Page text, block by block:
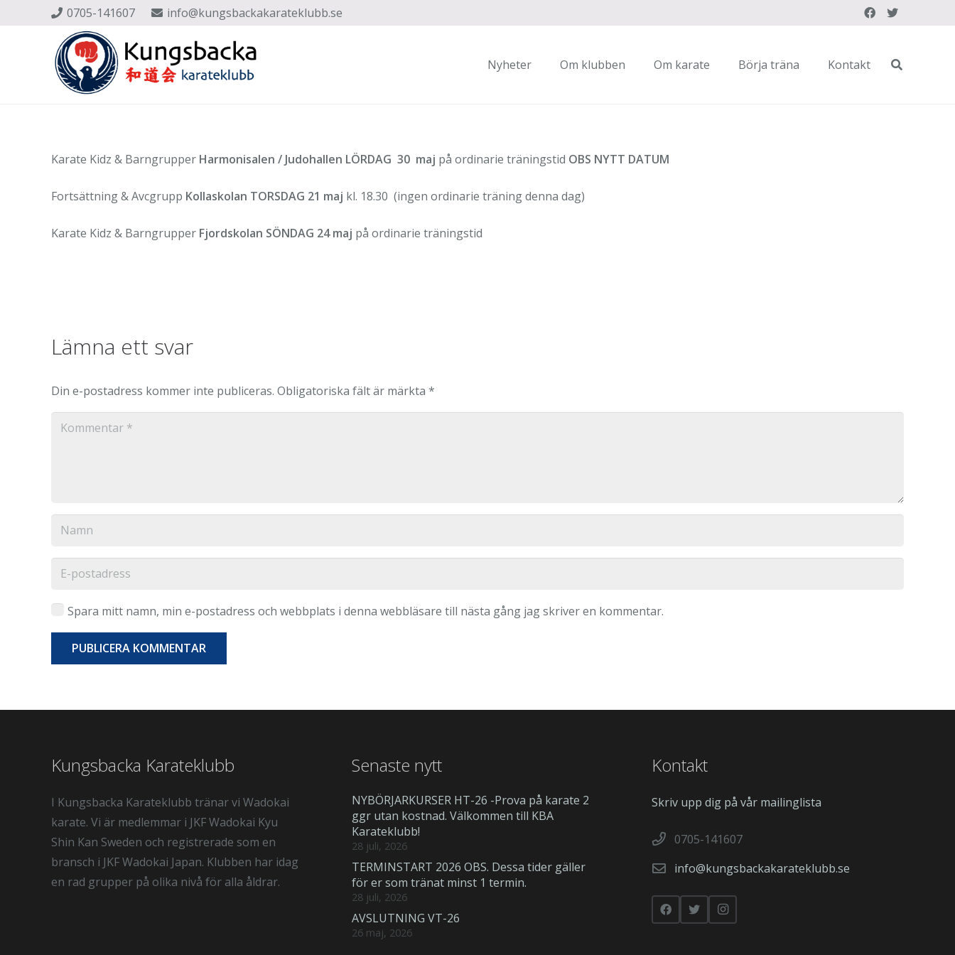
0705-141607 info@kungsbackakarateklubb.se
Nyheter Om klubben Om karate Börja träna Kontakt
Karate Kidz & Barngrupper Harmonisalen / Judohallen LÖRDAG 30 maj på ordinarie träningstid OBS NYTT DATUM
Fortsättning & Avcgrupp Kollaskolan TORSDAG 21 maj kl. 18.30 (ingen ordinarie träning denna dag)
Karate Kidz & Barngrupper Fjordskolan SÖNDAG 24 maj på ordinarie träningstid
Lämna ett svar
Din e-postadress kommer inte publiceras. Obligatoriska fält är märkta *
Spara mitt namn, min e-postadress och webbplats i denna webbläsare till nästa gång jag skriver en kommentar.
PUBLICERA KOMMENTAR
Kungsbacka Karateklubb
I Kungsbacka Karateklubb tränar vi Wadokai
karate. Vi är medlemmar i JKF Wadokai Kyu
Shin Kan Sweden och registrerade som en
bransch i JKF Wadokai Japan. Klubben har idag
en rad grupper på olika nivå för alla åldrar.
Senaste nytt
NYBÖRJARKURSER HT-26 -Prova på karate 2
ggr utan kostnad. Välkommen till KBA
Karateklubb!
28 juli, 2026
TERMINSTART 2026 OBS. Dessa tider gäller
för er som tränat minst 1 termin.
28 juli, 2026
AVSLUTNING VT-26
26 maj, 2026
Kontakt
Skriv upp dig på vår mailinglista
0705-141607
info@kungsbackakarateklubb.se